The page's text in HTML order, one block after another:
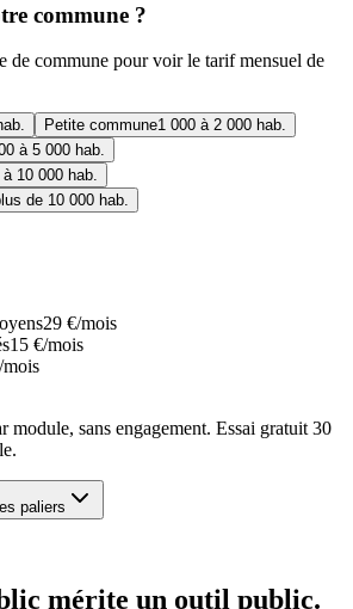
commune ?
de commune pour voir le tarif mensuel de
Petite commune1 000 à 2 000 hab.
à 5 000 hab.
10 000 hab.
de 10 000 hab.
29 €/mois
15 €/mois
/mois
module, sans engagement. Essai gratuit 30
paliers
mérite un outil public.